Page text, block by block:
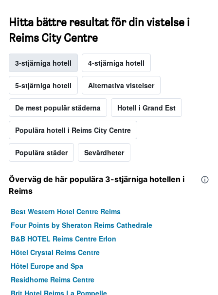
Hitta bättre resultat för din vistelse i
Reims City Centre
3-stjärniga hotell 4-stjärniga hotell
5-stjärniga hotell Alternativa vistelser
De mest populär städerna Hotell i Grand Est
Populära hotell i Reims City Centre
Populära städer Sevärdheter
Överväg de här populära 3-stjärniga hotellen i
Reims
Best Western Hotel Centre Reims
Four Points by Sheraton Reims Cathedrale
B&B HOTEL Reims Centre Erlon
Hôtel Crystal Reims Centre
Hôtel Europe and Spa
Residhome Reims Centre